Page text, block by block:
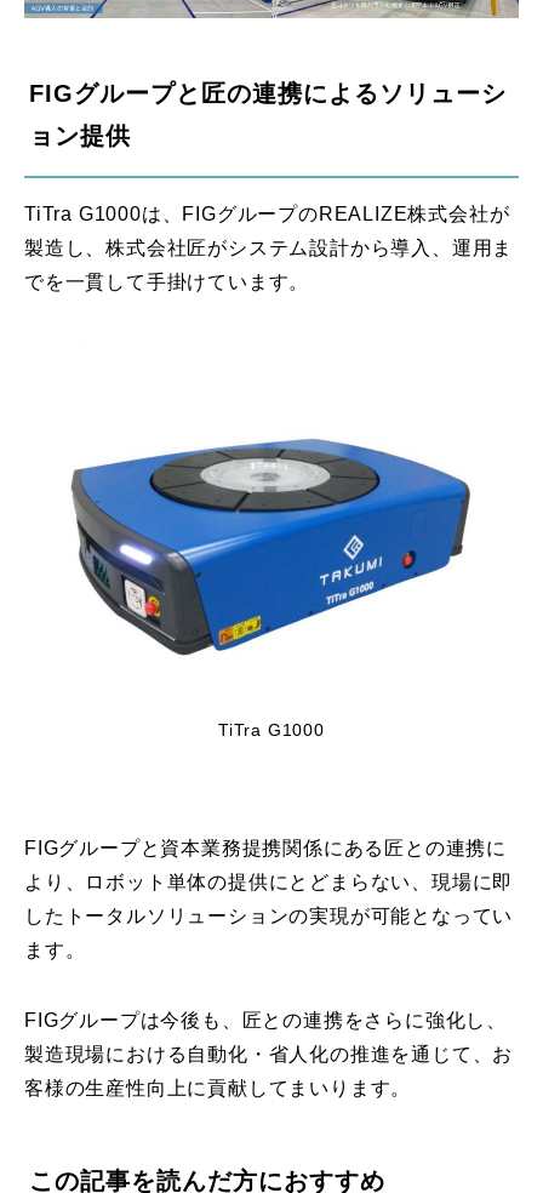
FIGグループと匠の連携によるソリューシ
ョン提供
TiTra G1000は、FIGグループのREALIZE株式会社が
製造し、株式会社匠がシステム設計から導入、運用ま
でを一貫して手掛けています。
TiTra G1000
FIGグループと資本業務提携関係にある匠との連携に
より、ロボット単体の提供にとどまらない、現場に即
したトータルソリューションの実現が可能となってい
ます。
FIGグループは今後も、匠との連携をさらに強化し、
製造現場における自動化・省人化の推進を通じて、お
客様の生産性向上に貢献してまいります。
この記事を読んだ方におすすめ